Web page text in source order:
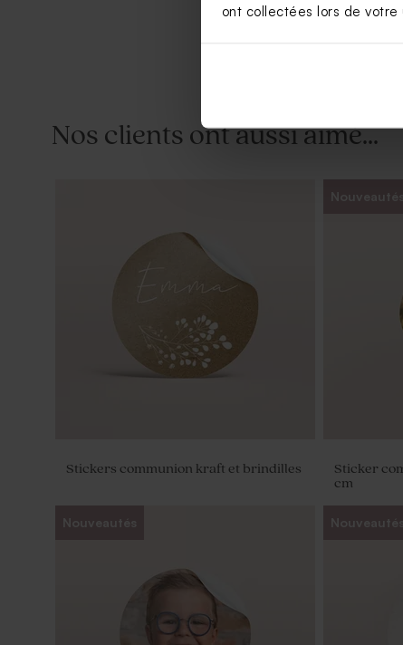
ont collectées lors de
Remerciement communion forme
Carte de remerciement communion
ruban (et fleurs séchées*)
Etiquette
Nos clients ont aussi aimé...
Stickers communion kraft et brindilles
Nouveautés
Sticker
cm
Nouveautés Nouveautés